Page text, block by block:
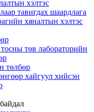
хэлтэс
тавигдах шаардлага
хяналтын хэлтэс
төв лабораторийн
төлбөр
хайгуул хийсэн